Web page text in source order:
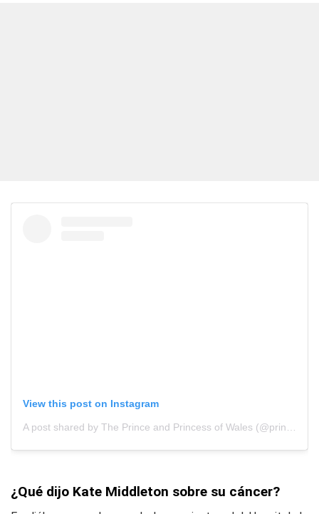
View this post on Instagram
¿Qué dijo Kate Middleton sobre su cáncer?